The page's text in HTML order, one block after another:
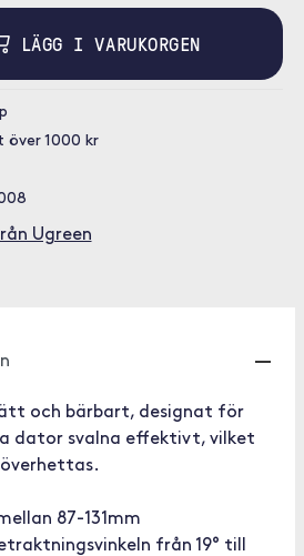
LÄGG I VARUKORGEN
1000 kr
Ugreen
och bärbart, designat för
dator svalna effektivt, vilket
87-131mm
från 19° till